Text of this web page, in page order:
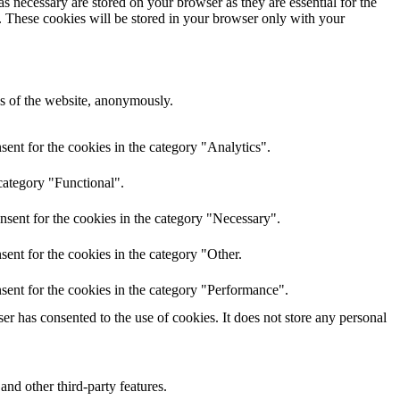
These cookies will be stored in your browser only with your
of the website, anonymously.
for the cookies in the category "Analytics".
"Functional".
for the cookies in the category "Necessary".
for the cookies in the category "Other.
for the cookies in the category "Performance".
has consented to the use of cookies. It does not store any personal
other third-party features.